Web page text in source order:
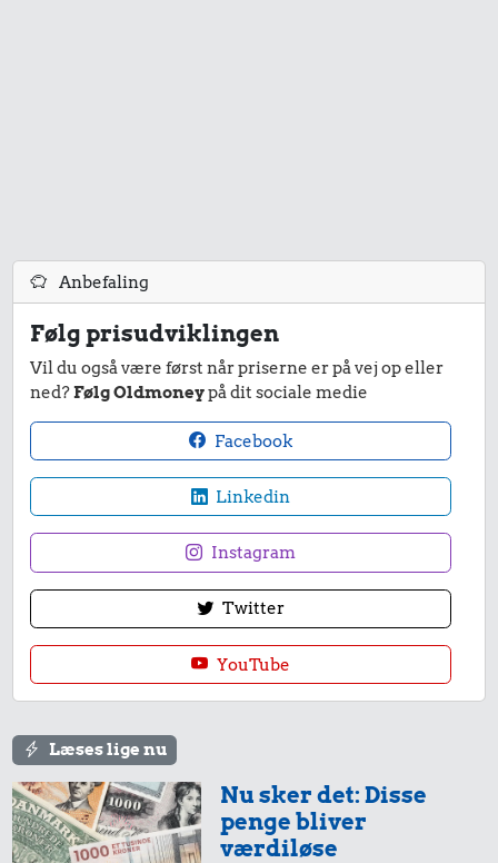
Anbefaling
Følg prisudviklingen
Vil du også være først når priserne er på vej op eller
ned?Følg Oldmoneypå dit sociale medie
Facebook
Linkedin
Instagram
Twitter
YouTube
Læses lige nu
Nu sker det: Disse
penge bliver
værdiløse